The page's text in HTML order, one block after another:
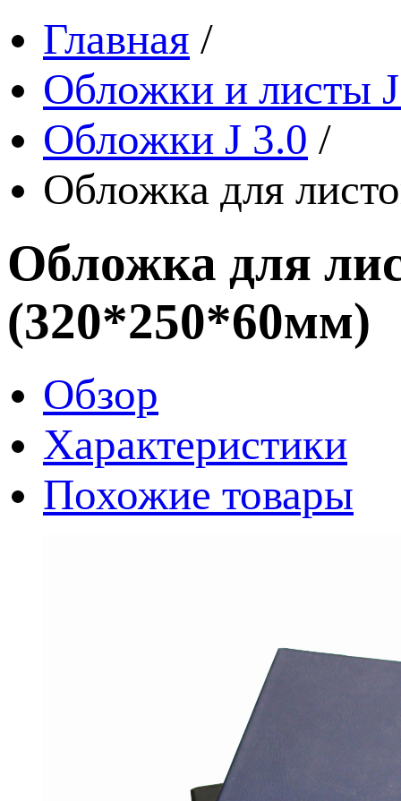
Главная /
Обложки и листы
Обложки J 3.0 /
Обложка для
Обложка для
(320*250*60мм)
Обзор
Характеристики
Похожие товары